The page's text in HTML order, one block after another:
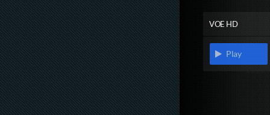
VOE HD
Play